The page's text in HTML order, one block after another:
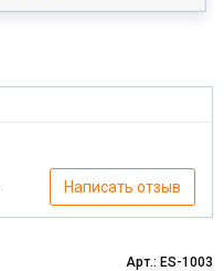
Написать отзыв
Арт.: ES-1003